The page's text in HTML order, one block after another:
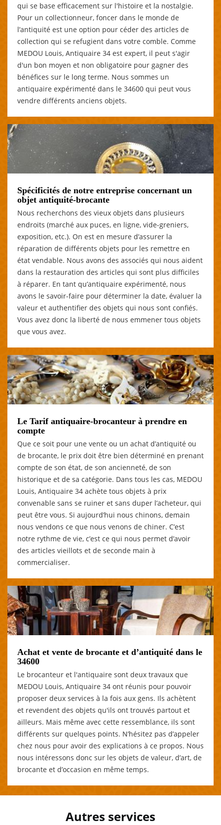
qui se base efficacement sur l'histoire et la nostalgie.
Pour un collectionneur, foncer dans le monde de
l’antiquité est une option pour céder des articles de
collection qui se refugient dans votre comble. Comme
MEDOU Louis, Antiquaire 34 est expert, il peut s'agir
d'un bon moyen et non obligatoire pour gagner des
bénéfices sur le long terme. Nous sommes un
antiquaire expérimenté dans le 34600 qui peut vous
vendre différents anciens objets.
Spécificités de notre entreprise concernant un
objet antiquité-brocante
Nous recherchons des vieux objets dans plusieurs
endroits (marché aux puces, en ligne, vide-greniers,
exposition, etc.). On est en mesure d’assurer la
réparation de différents objets pour les remettre en
état vendable. Nous avons des associés qui nous aident
dans la restauration des articles qui sont plus difficiles
à réparer. En tant qu’antiquaire expérimenté, nous
avons le savoir-faire pour déterminer la date, évaluer la
valeur et authentifier des objets qui nous sont confiés.
Vous avez donc la liberté de nous emmener tous objets
que vous avez.
Le Tarif antiquaire-brocanteur à prendre en
compte
Que ce soit pour une vente ou un achat d’antiquité ou
de brocante, le prix doit être bien déterminé en prenant
compte de son état, de son ancienneté, de son
historique et de sa catégorie. Dans tous les cas, MEDOU
Louis, Antiquaire 34 achète tous objets à prix
convenable sans se ruiner et sans duper l’acheteur, qui
peut être vous. Si aujourd’hui nous chinons, demain
nous vendons ce que nous venons de chiner. C’est
notre rythme de vie, c’est ce qui nous permet d’avoir
des articles vieillots et de seconde main à
commercialiser.
Achat et vente de brocante et d’antiquité dans le
34600
Le brocanteur et l'antiquaire sont deux travaux que
MEDOU Louis, Antiquaire 34 ont réunis pour pouvoir
proposer deux services à la fois aux gens. Ils achètent
et revendent des objets qu'ils ont trouvés partout et
ailleurs. Mais même avec cette ressemblance, ils sont
différents sur quelques points. N’hésitez pas d’appeler
chez nous pour avoir des explications à ce propos. Nous
nous intéressons donc sur les objets de valeur, d’art, de
brocante et d’occasion en même temps.
Autres services